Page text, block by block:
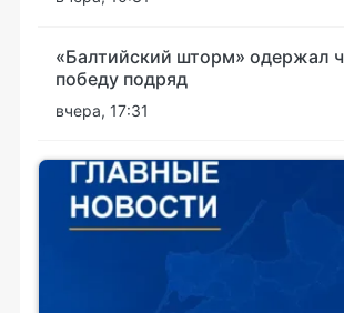
«Балтийский шторм» одержал
победу подряд
вчера, 17:31